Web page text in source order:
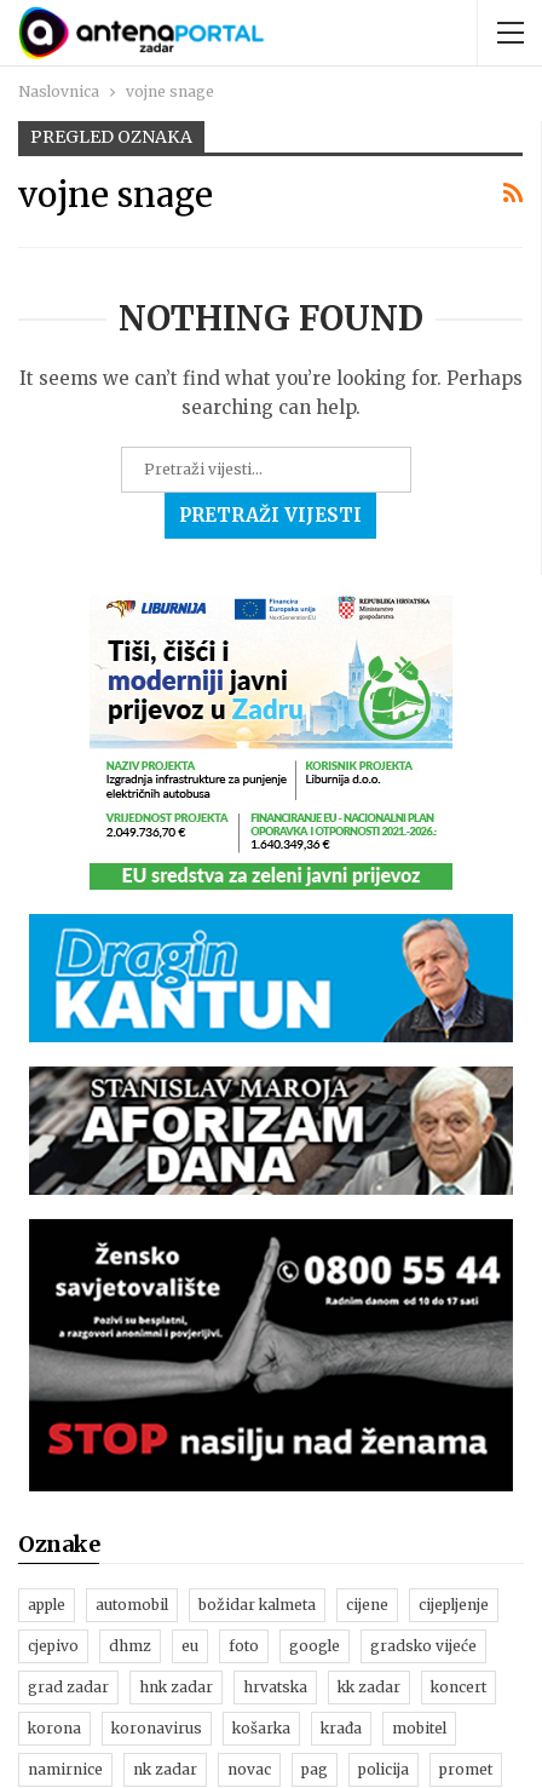
Naslovnica vojne snage
PREGLED OZNAKA
vojne snage
NOTHING FOUND
It seems we can’t find what you’re looking for. Perhaps
searching can help.
Oznake
apple automobil božidar kalmeta cijene cijepljenje
cjepivo dhmz eu foto google gradsko vijeće
grad zadar hnk zadar hrvatska kk zadar koncert
korona koronavirus košarka krađa mobitel
namirnice nk zadar novac pag policija promet